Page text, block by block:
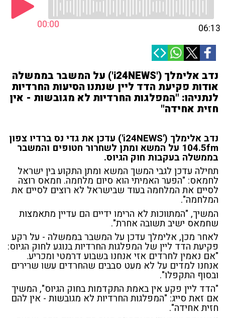
00:00 06:13
נדב אלימלך ('i24NEWS') על המשבר בממשלה
אודות פקיעת הדד ליין שנתנו הסיעות החרדיות
לנתניהו: "המפלגות החרדיות לא מגובשות - אין
חזית אחידה"
נדב אלימלך ('i24NEWS') עדכן את גדי נס ברדיו צפון
104.5fm על המשא ומתן לשחרור חטופים והמשבר
בממשלה בעקבות חוק הגיוס.
תחילה עדכן לגבי המשך המשא ומתן התקוע בין ישראל
לחמאס: "הפער האמיתי הוא סיום מלחמה. חמאס רוצה
לסיים את המלחמה בעוד שבישראל לא רוצים לסיים את
המלחמה".
המשיך, "המתווכות לא הרימו ידיים הם עדיין מתאמצות
שחמאס ישיב תשובה אחרת".
לאחר מכן, אלימלך עדכן על המשבר בממשלה - על רקע
פקיעת הדד ליין של המפלגות החרדיות בנוגע לחוק הגיוס:
"אם נאמין לחרדים אזי אנחנו בשבוע דרמטי ומכריע.
אנחנו למדים על לא מעט סבבים שהחרדים עשו שרירים
ובסוף התקפלו".
"הדד ליין פקע אין באמת התקדמות בחוק הגיוס", המשיך
אם זאת סייג: "המפלגות החרדיות לא מגובשות - אין להם
חזית אחידה".